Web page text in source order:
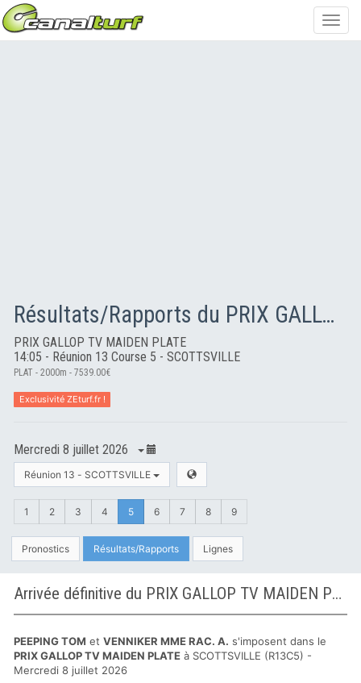
Résultats/Rapports du PRIX GALLOP TV MAIDEN PLATE
PRIX GALLOP TV MAIDEN PLATE
14:05 - Réunion 13 Course 5 - SCOTTSVILLE
PLAT - 2000m - 7539.00€
Exclusivité ZEturf.fr !
Mercredi 8 juillet 2026
Réunion 13 - SCOTTSVILLE
1 2 3 4 5 6 7 8 9
Pronostics Résultats/Rapports Lignes
Arrivée définitive du PRIX GALLOP TV MAIDEN PLATE à SCOTTSVILLE
PEEPING TOM et VENNIKER MME RAC. A. s'imposent dans le
PRIX GALLOP TV MAIDEN PLATE à SCOTTSVILLE (R13C5) -
Mercredi 8 juillet 2026